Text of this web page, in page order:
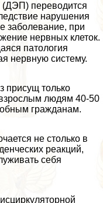
(ДЭП) переводится
нарушения
заболевание, при
нервных клеток.
патология
нервную систему.
присущ только
людям 40-50
гражданам.
не столько в
реакций,
себя